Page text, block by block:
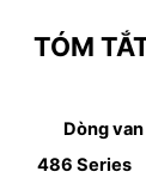
TÓM
Dòng van
486 Series